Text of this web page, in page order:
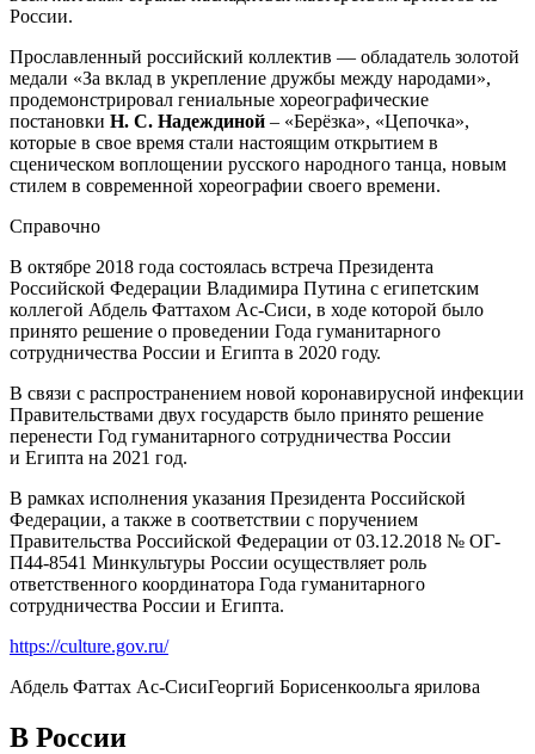
России.
Прославленный российский коллектив — обладатель золотой
медали «За вклад в укрепление дружбы между народами»,
продемонстрировал гениальные хореографические
постановки Н. С. Надеждиной – «Берёзка», «Цепочка»,
которые в свое время стали настоящим открытием в
сценическом воплощении русского народного танца, новым
стилем в современной хореографии своего времени.
Справочно
В октябре 2018 года состоялась встреча Президента
Российской Федерации Владимира Путина с египетским
коллегой Абдель Фаттахом Ас-Сиси, в ходе которой было
принято решение о проведении Года гуманитарного
сотрудничества России и Египта в 2020 году.
В связи с распространением новой коронавирусной инфекции
Правительствами двух государств было принято решение
перенести Год гуманитарного сотрудничества России
и Египта на 2021 год.
В рамках исполнения указания Президента Российской
Федерации, а также в соответствии с поручением
Правительства Российской Федерации от 03.12.2018 № ОГ-
П44-8541 Минкультуры России осуществляет роль
ответственного координатора Года гуманитарного
сотрудничества России и Египта.
https://culture.gov.ru/
Абдель Фаттах Ас-СисиГеоргий Борисенкоольга ярилова
В России